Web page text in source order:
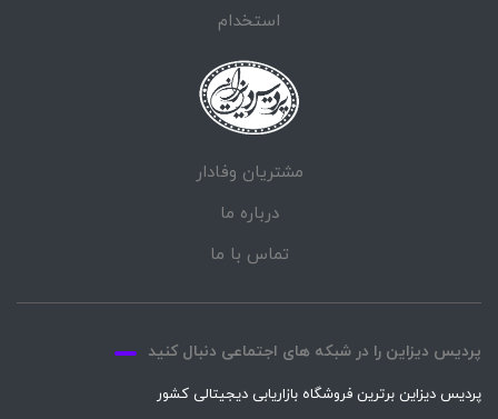
استخدام
مشتریان وفادار
درباره ما
تماس با ما
پردیس دیزاین را در شبکه های اجتماعی دنبال کنید
پردیس دیزاین برترین فروشگاه بازاریابی دیجیتالی کشور